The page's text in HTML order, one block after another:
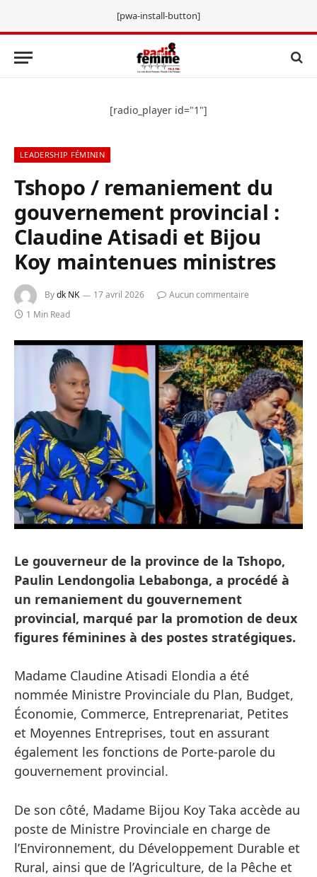
[pwa-install-button]
[radio_player id="1"]
LEADERSHIP FÉMININ
Tshopo / remaniement du
gouvernement provincial :
Claudine Atisadi et Bijou
Koy maintenues ministres
Bydk NK 17 avril 2026
Aucun commentaire
1 Min Read
Le gouverneur de la province de la Tshopo,
Paulin Lendongolia Lebabonga, a procédé à
un remaniement du gouvernement
provincial, marqué par la promotion de deux
figures féminines à des postes stratégiques.
Madame Claudine Atisadi Elondia a été
nommée Ministre Provinciale du Plan, Budget,
Économie, Commerce, Entreprenariat, Petites
et Moyennes Entreprises, tout en assurant
également les fonctions de Porte-parole du
gouvernement provincial.
De son côté, Madame Bijou Koy Taka accède au
poste de Ministre Provinciale en charge de
l’Environnement, du Développement Durable et
Rural, ainsi que de l’Agriculture, de la Pêche et